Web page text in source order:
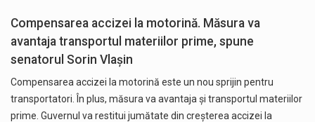
Compensarea accizei la motorină. Măsura va
avantaja transportul materiilor prime, spune
senatorul Sorin Vlașin
Compensarea accizei la motorină este un nou sprijin pentru
transportatori. În plus, măsura va avantaja și transportul materiilor
prime. Guvernul va restitui jumătate din creșterea accizei la